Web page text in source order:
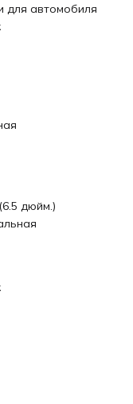
для автомобиля
дюйм.)